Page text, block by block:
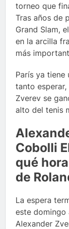
torneo que
Tras años de
Grand Slam,
en la arcilla
más
París ya tiene
tanto
Zverev se
alto del tenis
Cobolli
qué
de
La espera
este domingo
Alexander